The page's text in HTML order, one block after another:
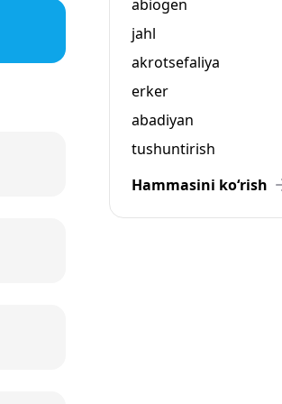
abiogen
jahl
akrotsefaliya
erker
abadiyan
tushuntirish
Hammasini ko‘rish